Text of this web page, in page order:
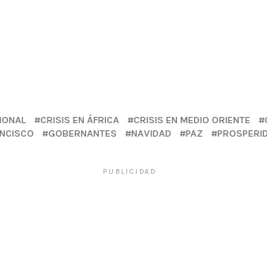
CRISIS EN ÁFRICA CRISIS EN MEDIO ORIENTE
GOBERNANTES NAVIDAD PAZ
PUBLICIDAD